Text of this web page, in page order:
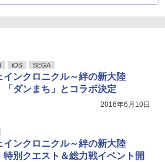
iOS SEGA
インクロニクル～絆の新大陸
「ダンまち」とコラボ決定
2016年6月10日
インクロニクル～絆の新大陸
特別クエスト＆総力戦イベント開